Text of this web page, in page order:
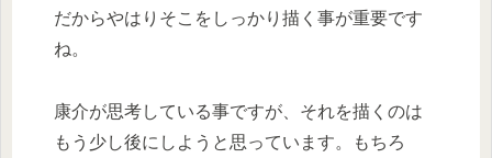
だからやはりそこをしっかり描く事が重要です
ね。
康介が思考している事ですが、それを描くのは
もう少し後にしようと思っています。もちろ